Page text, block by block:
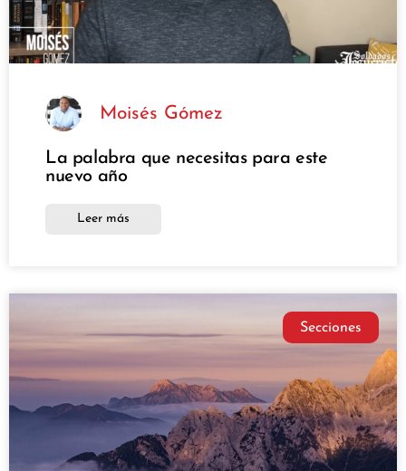
Moisés Gómez
La palabra que necesitas para este
nuevo año
Leer más
Secciones